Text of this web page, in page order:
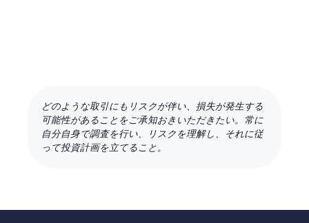
どのような取引にもリスクが伴い、損失が発生する
可能性があることをご承知おきいただきたい。常に
自分自身で調査を行い、リスクを理解し、それに従
って投資計画を立てること。